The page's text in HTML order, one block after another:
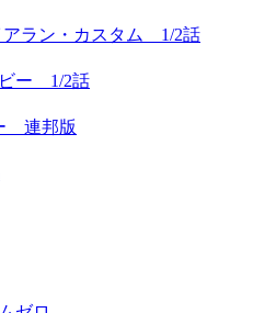
ラン・カスタム 1/2話
ー 1/2話
連邦版